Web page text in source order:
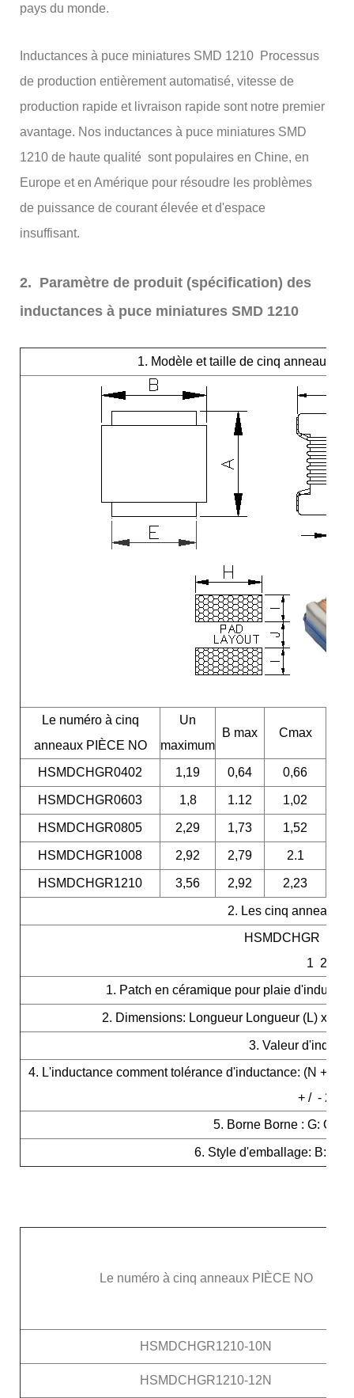
pays du monde.
Inductances à puce miniatures SMD 1210 Processus
de production entièrement automatisé, vitesse de
production rapide et livraison rapide sont notre premier
avantage. Nos inductances à puce miniatures SMD
1210 de haute qualité sont populaires en Chine, en
Europe et en Amérique pour résoudre les problèmes
de puissance de courant élevée et d'espace
insuffisant.
2. Paramètre de produit (spécification) des
inductances à puce miniatures SMD 1210
1. Modèle et taille de cinq anneaux
Le numéro à cinq
anneaux PIÈCE NO
Un
maximum
B max Cmax
HSMDCHGR0402 1,19 0,64 0,66
HSMDCHGR0603 1,8 1.12 1,02
HSMDCHGR0805 2,29 1,73 1,52
HSMDCHGR1008 2,92 2,79 2.1
HSMDCHGR1210 3,56 2,92 2,23
2. Les cinq anneaux
HSMDCHGR
1 2 3 4
1. Patch en céramique pour plaie
2. Dimensions: Longueur Longueur (L) x
3. Valeur
4. L'inductance comment tolérance d'inductance: (N + / -
+ / - 20%
5. Borne Borne : G: Or
6. Style d'emballage:
Le numéro à cinq anneaux PIÈCE NO
HSMDCHGR1210-10N
HSMDCHGR1210-12N